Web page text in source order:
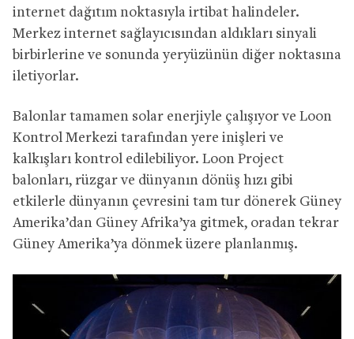
internet dağıtım noktasıyla irtibat halindeler.
Merkez internet sağlayıcısından aldıkları sinyali
birbirlerine ve sonunda yeryüzünün diğer noktasına
iletiyorlar.
Balonlar tamamen solar enerjiyle çalışıyor ve Loon
Kontrol Merkezi tarafından yere inişleri ve
kalkışları kontrol edilebiliyor. Loon Project
balonları, rüzgar ve dünyanın dönüş hızı gibi
etkilerle dünyanın çevresini tam tur dönerek Güney
Amerika’dan Güney Afrika’ya gitmek, oradan tekrar
Güney Amerika’ya dönmek üzere planlanmış.